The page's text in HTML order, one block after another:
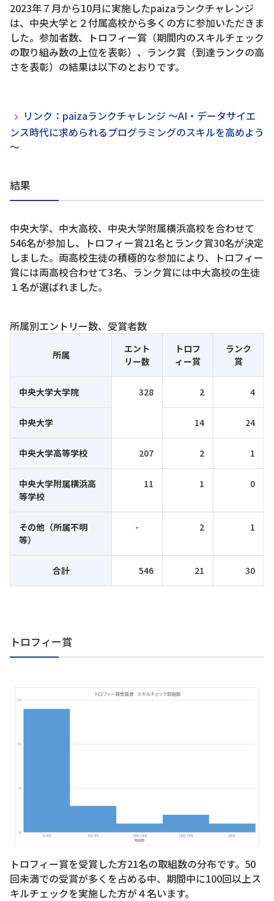
2023年７月から10月に実施したpaizaランクチャレンジ
は、中央大学と２付属高校から多くの方に参加いただきま
した。参加者数、トロフィー賞（期間内のスキルチェック
の取り組み数の上位を表彰）、ランク賞（到達ランクの高
さを表彰）の結果は以下のとおりです。
リンク：paizaランクチャレンジ ～AI・データサイエ
ンス時代に求められるプログラミングのスキルを高めよう
～
結果
中央大学、中大高校、中央大学附属横浜高校を合わせて
546名が参加し、トロフィー賞21名とランク賞30名が決定
しました。両高校生徒の積極的な参加により、トロフィー
賞には両高校合わせて3名、ランク賞には中大高校の生徒
１名が選ばれました。
所属別エントリー数、受賞者数
所属
エント
リー数
トロフ
ィー賞
ランク
賞
中央大学大学院 328 2 4
中央大学 14 24
中央大学高等学校 207 2 1
中央大学附属横浜高
等学校
11 1 0
その他（所属不明
等）
- 2 1
合計 546 21 30
トロフィー賞
トロフィー賞を受賞した方21名の取組数の分布です。50
回未満での受賞が多くを占める中、期間中に100回以上ス
キルチェックを実施した方が４名います。